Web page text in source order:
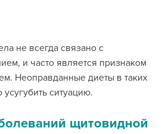
не всегда связано с
и часто является признаком
Неоправданные диеты в таких
усугубить ситуацию.
щитовидной